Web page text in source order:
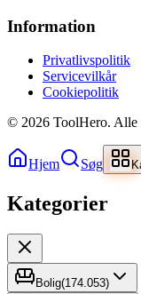
Information
Privatlivspolitik
Servicevilkår
Cookiepolitik
© 2026 ToolHero. Alle
Hjem Søg
Kategorier
Bolig(174.053)